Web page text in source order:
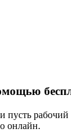
пусть
онлайн.